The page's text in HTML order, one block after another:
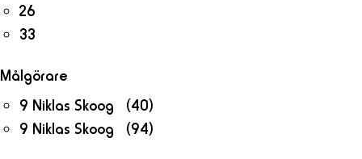
26
33
Målgörare
9 Niklas Skoog (40)
9 Niklas Skoog (94)